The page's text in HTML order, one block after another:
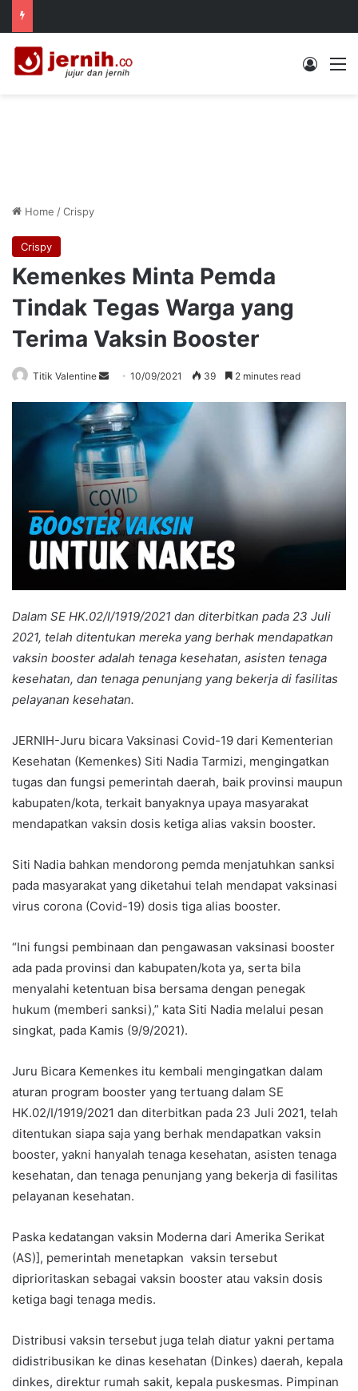
Log In
Home /Crispy
Crispy
Kemenkes Minta Pemda
Tindak Tegas Warga yang
Terima Vaksin Booster
Titik Valentine
Send
email
10/09/2021 39 2 minutes read
Dalam SE HK.02/I/1919/2021 dan diterbitkan pada 23 Juli
2021, telah ditentukan mereka yang berhak mendapatkan
vaksin booster adalah tenaga kesehatan, asisten tenaga
kesehatan, dan tenaga penunjang yang bekerja di fasilitas
pelayanan kesehatan.
JERNIH-Juru bicara Vaksinasi Covid-19 dari Kementerian
Kesehatan (Kemenkes) Siti Nadia Tarmizi, mengingatkan
tugas dan fungsi pemerintah daerah, baik provinsi maupun
kabupaten/kota, terkait banyaknya upaya masyarakat
mendapatkan vaksin dosis ketiga alias vaksin booster.
Siti Nadia bahkan mendorong pemda menjatuhkan sanksi
pada masyarakat yang diketahui telah mendapat vaksinasi
virus corona (Covid-19) dosis tiga alias booster.
“Ini fungsi pembinaan dan pengawasan vaksinasi booster
ada pada provinsi dan kabupaten/kota ya, serta bila
menyalahi ketentuan bisa bersama dengan penegak
hukum (memberi sanksi),” kata Siti Nadia melalui pesan
singkat, pada Kamis (9/9/2021).
Juru Bicara Kemenkes itu kembali mengingatkan dalam
aturan program booster yang tertuang dalam SE
HK.02/I/1919/2021 dan diterbitkan pada 23 Juli 2021, telah
ditentukan siapa saja yang berhak mendapatkan vaksin
booster, yakni hanyalah tenaga kesehatan, asisten tenaga
kesehatan, dan tenaga penunjang yang bekerja di fasilitas
pelayanan kesehatan.
Paska kedatangan vaksin Moderna dari Amerika Serikat
(AS)], pemerintah menetapkan vaksin tersebut
diprioritaskan sebagai vaksin booster atau vaksin dosis
ketiga bagi tenaga medis.
Distribusi vaksin tersebut juga telah diatur yakni pertama
didistribusikan ke dinas kesehatan (Dinkes) daerah, kepala
dinkes, direktur rumah sakit, kepala puskesmas. Pimpinan